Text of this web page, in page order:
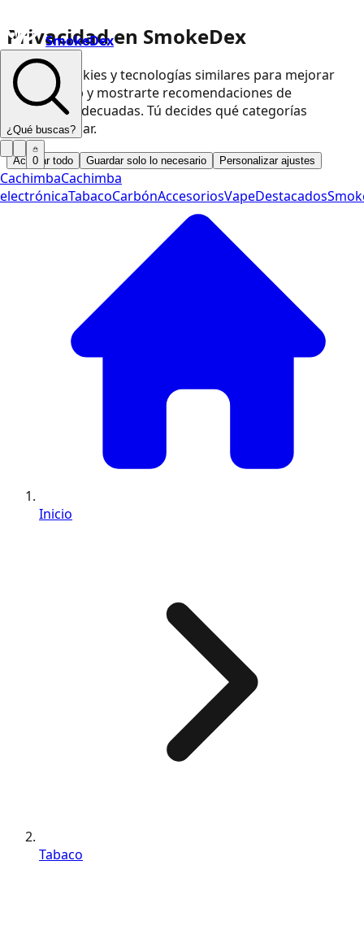
Privacidad en SmokeDex
Usamos cookies y tecnologías similares para mejorar
nuestra web y mostrarte recomendaciones de
productos adecuadas. Tú decides qué categorías
podemos usar.
Aceptar todo Guardar solo lo necesario Personalizar ajustes
SmokeDex
¿Qué buscas?
0
CachimbaCachimba
electrónicaTabacoCarbónAccesoriosVapeDestacados
Inicio
Tabaco